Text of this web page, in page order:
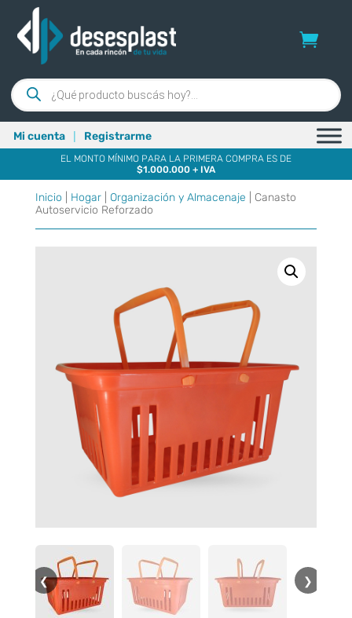
Búsqueda
de
productos
Mi cuenta | Registrarme
EL MONTO MÍNIMO PARA LA PRIMERA COMPRA ES DE
$1.000.000 + IVA
Inicio Hogar| Organización y Almacenaje | Canasto
Autoservicio Reforzado
❮ ❯